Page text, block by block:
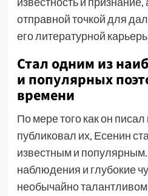
отправной точкой для
его литературной
Стал одним из
и популярных
времени
По мере того как он
публиковал их, Есенин
известным и
наблюдения и глубокие
необычайно талантливом